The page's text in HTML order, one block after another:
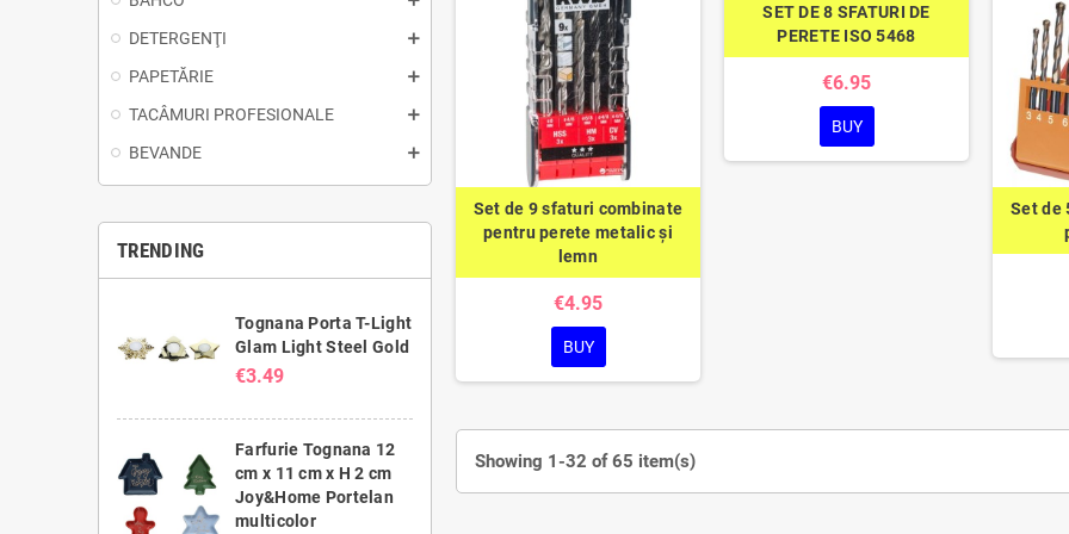
DETERGENŢI
PAPETĂRIE
TACÂMURI PROFESIONALE
BEVANDE
TRENDING
Tognana Porta T-Light
Glam Light Steel Gold
€3.49
Farfurie Tognana 12
cm x 11 cm x H 2 cm
Joy&Home Portelan
multicolor
Set de 9 sfaturi combinate
pentru perete metalic și
lemn
€4.95
BUY
SET DE 8 SFATURI DE
PERETE ISO 5468
€6.95
BUY
Set de
Showing 1-32 of 65 item(s)